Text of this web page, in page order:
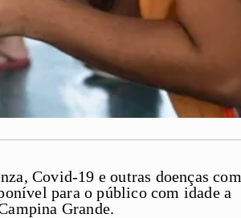
Covid-19 e outras doenças com
para o público com idade a
Grande.